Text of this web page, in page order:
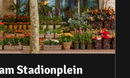
Stadionplein